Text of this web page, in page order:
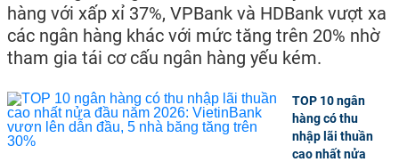
hàng với xấp xỉ 37%, VPBank và HDBank vượt xa
các ngân hàng khác với mức tăng trên 20% nhờ
tham gia tái cơ cấu ngân hàng yếu kém.
TOP 10 ngân
hàng có thu
nhập lãi thuần
cao nhất nửa